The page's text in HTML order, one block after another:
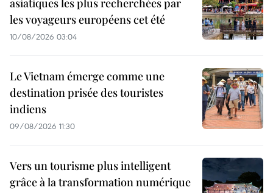
asiatiques les plus recherchées par
les voyageurs européens cet été
10/08/2026 03:04
Le Vietnam émerge comme une
destination prisée des touristes
indiens
09/08/2026 11:30
Vers un tourisme plus intelligent
grâce à la transformation numérique